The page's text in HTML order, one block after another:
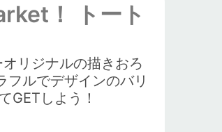
！ トート
リジナルの描きおろ
ルでデザインのバリ
GETしよう！